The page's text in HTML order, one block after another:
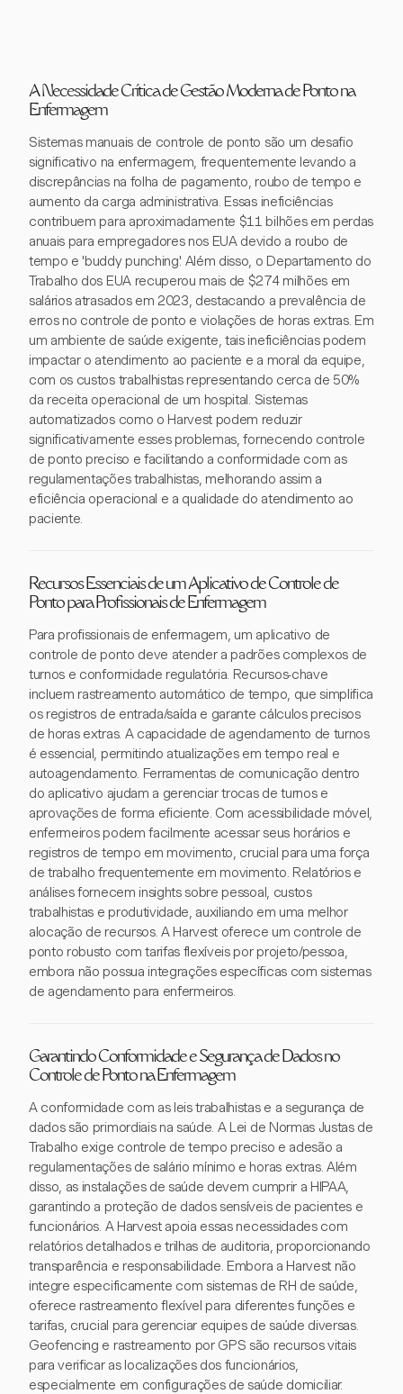
A Necessidade Crítica de Gestão Moderna de Ponto na
Enfermagem
Sistemas manuais de controle de ponto são um desafio
significativo na enfermagem, frequentemente levando a
discrepâncias na folha de pagamento, roubo de tempo e
aumento da carga administrativa. Essas ineficiências
contribuem para aproximadamente $11 bilhões em perdas
anuais para empregadores nos EUA devido a roubo de
tempo e 'buddy punching'. Além disso, o Departamento do
Trabalho dos EUA recuperou mais de $274 milhões em
salários atrasados em 2023, destacando a prevalência de
erros no controle de ponto e violações de horas extras. Em
um ambiente de saúde exigente, tais ineficiências podem
impactar o atendimento ao paciente e a moral da equipe,
com os custos trabalhistas representando cerca de 50%
da receita operacional de um hospital. Sistemas
automatizados como o Harvest podem reduzir
significativamente esses problemas, fornecendo controle
de ponto preciso e facilitando a conformidade com as
regulamentações trabalhistas, melhorando assim a
eficiência operacional e a qualidade do atendimento ao
paciente.
Recursos Essenciais de um Aplicativo de Controle de
Ponto para Profissionais de Enfermagem
Para profissionais de enfermagem, um aplicativo de
controle de ponto deve atender a padrões complexos de
turnos e conformidade regulatória. Recursos-chave
incluem rastreamento automático de tempo, que simplifica
os registros de entrada/saída e garante cálculos precisos
de horas extras. A capacidade de agendamento de turnos
é essencial, permitindo atualizações em tempo real e
autoagendamento. Ferramentas de comunicação dentro
do aplicativo ajudam a gerenciar trocas de turnos e
aprovações de forma eficiente. Com acessibilidade móvel,
enfermeiros podem facilmente acessar seus horários e
registros de tempo em movimento, crucial para uma força
de trabalho frequentemente em movimento. Relatórios e
análises fornecem insights sobre pessoal, custos
trabalhistas e produtividade, auxiliando em uma melhor
alocação de recursos. A Harvest oferece um controle de
ponto robusto com tarifas flexíveis por projeto/pessoa,
embora não possua integrações específicas com sistemas
de agendamento para enfermeiros.
Garantindo Conformidade e Segurança de Dados no
Controle de Ponto na Enfermagem
A conformidade com as leis trabalhistas e a segurança de
dados são primordiais na saúde. A Lei de Normas Justas de
Trabalho exige controle de tempo preciso e adesão a
regulamentações de salário mínimo e horas extras. Além
disso, as instalações de saúde devem cumprir a HIPAA,
garantindo a proteção de dados sensíveis de pacientes e
funcionários. A Harvest apoia essas necessidades com
relatórios detalhados e trilhas de auditoria, proporcionando
transparência e responsabilidade. Embora a Harvest não
integre especificamente com sistemas de RH de saúde,
oferece rastreamento flexível para diferentes funções e
tarifas, crucial para gerenciar equipes de saúde diversas.
Geofencing e rastreamento por GPS são recursos vitais
para verificar as localizações dos funcionários,
especialmente em configurações de saúde domiciliar.